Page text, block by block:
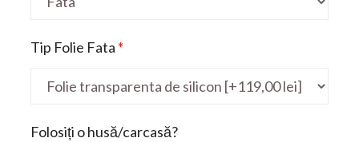
Tip Folie Fata *
Folosiți o husă/carcasă?